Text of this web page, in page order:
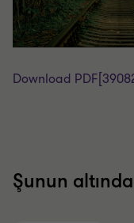
Download PDF
Şunun